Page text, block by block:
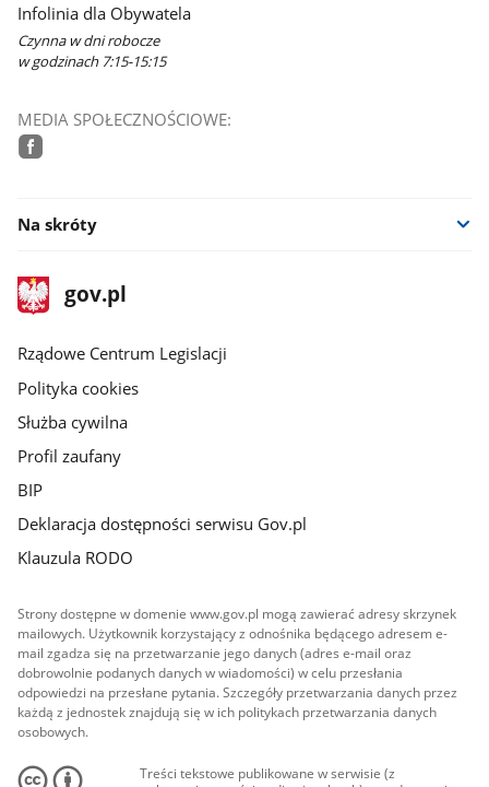
Infolinia dla Obywatela
Czynna w dni robocze
w godzinach 7:15-15:15
MEDIA SPOŁECZNOŚCIOWE:
Na skróty
stopka
gov.plStrona
gov.pl
Rządowe Centrum Legislacji
Polityka cookies
Służba cywilna
Profil zaufany
BIP
Deklaracja dostępności serwisu Gov.pl
Klauzula RODO
Strony dostępne w domenie www.gov.pl mogą zawierać adresy skrzynek
mailowych. Użytkownik korzystający z odnośnika będącego adresem e-
mail zgadza się na przetwarzanie jego danych (adres e-mail oraz
dobrowolnie podanych danych w wiadomości) w celu przesłania
odpowiedzi na przesłane pytania. Szczegóły przetwarzania danych przez
każdą z jednostek znajdują się w ich politykach przetwarzania danych
osobowych.
Treści tekstowe publikowane w serwisie (z